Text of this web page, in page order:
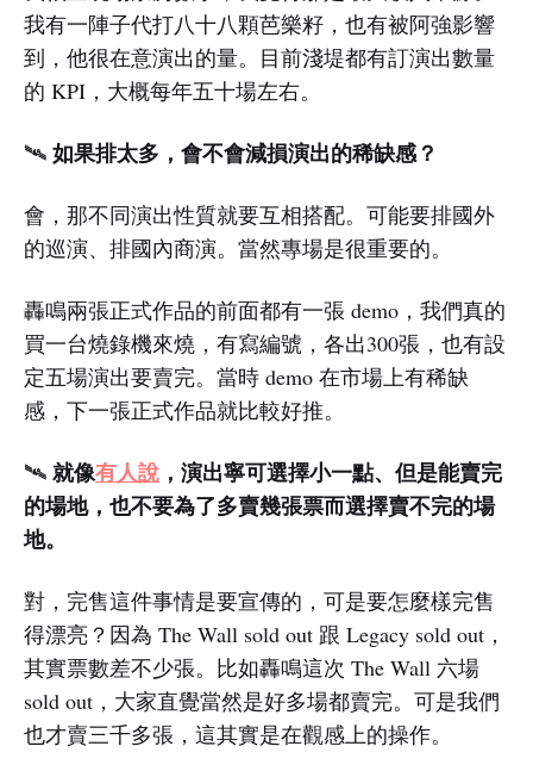
我有一陣子代打八十八顆芭樂籽，也有被阿強影響
到，他很在意演出的量。目前淺堤都有訂演出數量
的 KPI，大概每年五十場左右。
🛰️ 如果排太多，會不會減損演出的稀缺感？
會，那不同演出性質就要互相搭配。可能要排國外
的巡演、排國內商演。當然專場是很重要的。
轟鳴兩張正式作品的前面都有一張 demo，我們真的
買一台燒錄機來燒，有寫編號，各出300張，也有設
定五場演出要賣完。當時 demo 在市場上有稀缺
感，下一張正式作品就比較好推。
🛰️ 就像有人說 ，演出寧可選擇小一點、但是能賣完
的場地，也不要為了多賣幾張票而選擇賣不完的場
地。
對，完售這件事情是要宣傳的，可是要怎麼樣完售
得漂亮？因為 The Wall sold out 跟 Legacy sold out，
其實票數差不少張。比如轟鳴這次 The Wall 六場
sold out，大家直覺當然是好多場都賣完。可是我們
也才賣三千多張，這其實是在觀感上的操作。